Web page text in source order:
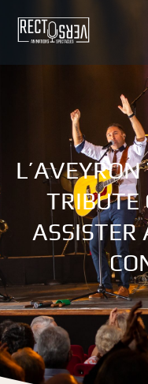
TRIBUTE
ASSISTER